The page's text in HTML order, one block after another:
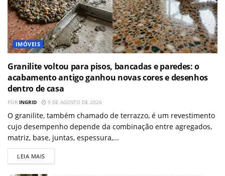
IMÓVEIS
Granilite voltou para pisos, bancadas e paredes: o
acabamento antigo ganhou novas cores e desenhos
dentro de casa
POR INGRID 9 DE AGOSTO DE 2026
O granilite, também chamado de terrazzo, é um revestimento
cujo desempenho depende da combinação entre agregados,
matriz, base, juntas, espessura,...
LEIA MAIS